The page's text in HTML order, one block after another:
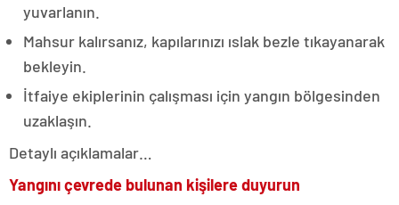
yuvarlanın.
Mahsur kalırsanız, kapılarınızı ıslak bezle tıkayanarak
bekleyin.
İtfaiye ekiplerinin çalışması için yangın bölgesinden
uzaklaşın.
Detaylı açıklamalar…
Yangını çevrede bulunan kişilere duyurun